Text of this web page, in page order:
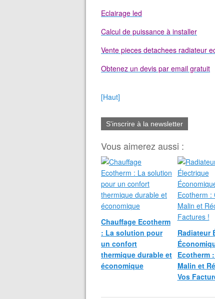
Eclairage led
Calcul de puissance à installer
Vente pieces detachees radiateur
Obtenez un devis par email gratuit
[Haut]
S'inscrire à la newsletter
Vous aimerez aussi :
Chauffage Ecotherm
: La solution pour
un confort
thermique durable et
économique
Radiateur
Ecotherm
Malin et
Vos